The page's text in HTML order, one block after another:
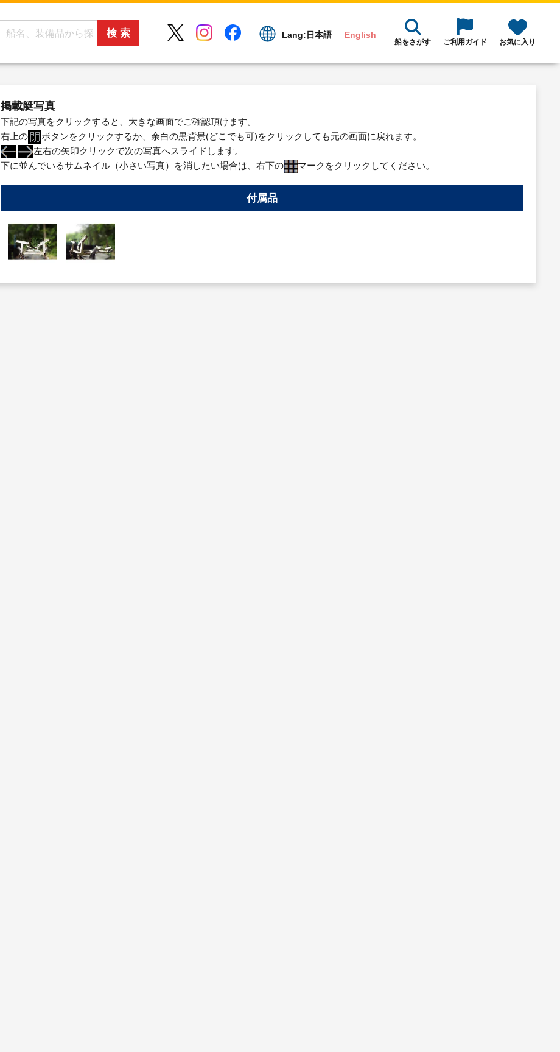
Lang: 日本語 English
船をさがす ご利用ガイド お気に入り
掲載艇写真
下記の写真をクリックすると、大きな画面でご確認頂けます。
右上の
ボタンをクリックするか、余白の黒背景(どこでも可)をクリックしても元の画面に戻れます。
左右の矢印クリックで次の写真へスライドします。
下に並んでいるサムネイル（小さい写真）を消したい場合は、右下の
マークをクリックしてください。
付属品